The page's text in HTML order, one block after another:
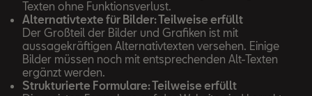
Texten ohne Funktionsverlust.
Alternativtexte für Bilder: Teilweise erfüllt
Der Großteil der Bilder und Grafiken ist mit
aussagekräftigen Alternativtexten versehen. Einige
Bilder müssen noch mit entsprechenden Alt-Texten
ergänzt werden.
Strukturierte Formulare: Teilweise erfüllt